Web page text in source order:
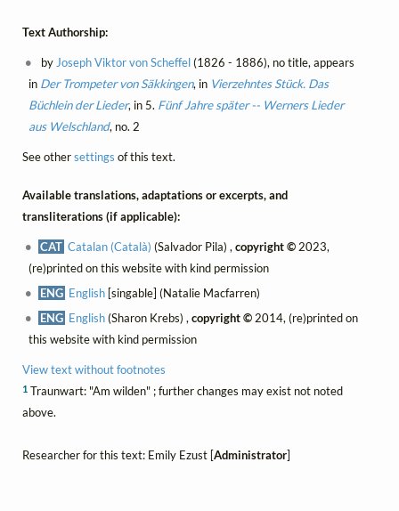
Text Authorship:
byJoseph Viktor von Scheffel(1826 - 1886), no title, appears
in Der Trompeter von Säkkingen, in Vierzehntes Stück. Das
Büchlein der Lieder, in 5. Fünf Jahre später -- Werners Lieder
aus Welschland, no. 2
See othersettings of this text.
Available translations, adaptations or excerpts, and
transliterations (if applicable):
CAT Catalan (Català) (Salvador Pila) ,copyright © 2023,
(re)printed on this website with kind permission
ENG English [singable] (Natalie Macfarren)
ENG English(Sharon Krebs) ,copyright © 2014, (re)printed on
this website with kind permission
View text without footnotes
1Traunwart: "Am wilden" ; further changes may exist not noted
above.
Researcher for this text: Emily Ezust [Administrator]